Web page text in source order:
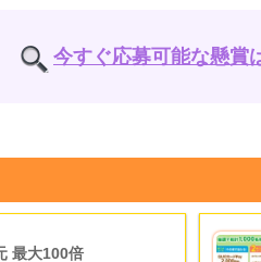
今すぐ応募可能な懸賞
最大100倍